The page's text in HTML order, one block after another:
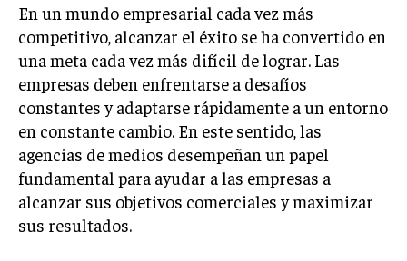
En un mundo empresarial cada vez más
competitivo, alcanzar el éxito se ha convertido en
una meta cada vez más difícil de lograr. Las
empresas deben enfrentarse a desafíos
constantes y adaptarse rápidamente a un entorno
en constante cambio. En este sentido, las
agencias de medios desempeñan un papel
fundamental para ayudar a las empresas a
alcanzar sus objetivos comerciales y maximizar
sus resultados.